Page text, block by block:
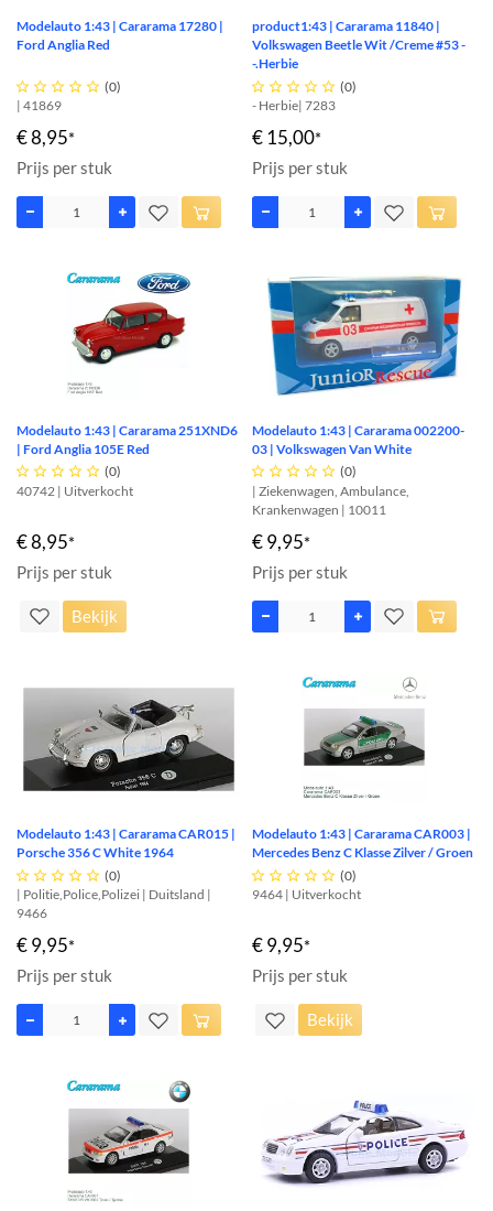
Modelauto 1:43 | Cararama 17280 |
Ford Anglia Red
     (0)
| 41869
€ 8,95*
Prijs per stuk
product1:43 | Cararama 11840 |
Volkswagen Beetle Wit /Creme #53 -
-.Herbie
     (0)
- Herbie| 7283
€ 15,00*
Prijs per stuk
Modelauto 1:43 | Cararama 251XND6
| Ford Anglia 105E Red
     (0)
40742 | Uitverkocht
€ 8,95*
Prijs per stuk
Bekijk
Modelauto 1:43 | Cararama 002200-
03 | Volkswagen Van White
     (0)
| Ziekenwagen, Ambulance,
Krankenwagen | 10011
€ 9,95*
Prijs per stuk
Modelauto 1:43 | Cararama CAR015 |
Porsche 356 C White 1964
     (0)
| Politie,Police,Polizei | Duitsland |
9466
€ 9,95*
Prijs per stuk
Modelauto 1:43 | Cararama CAR003 |
Mercedes Benz C Klasse Zilver / Groen
     (0)
9464 | Uitverkocht
€ 9,95*
Prijs per stuk
Bekijk